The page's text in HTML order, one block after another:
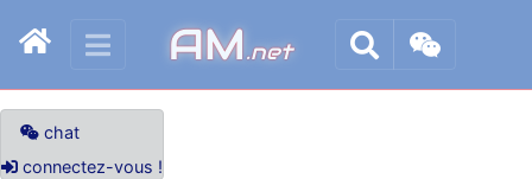
AM.net
chat
connectez-vous !